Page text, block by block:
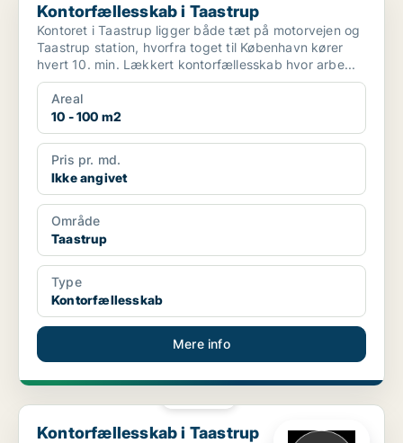
Kontorfællesskab i Taastrup
Kontoret i Taastrup ligger både tæt på motorvejen og
Taastrup station, hvorfra toget til København kører
hvert 10. min. Lækkert kontorfællesskab hvor arbe...
Areal
10 - 100 m2
Pris pr. md.
Ikke angivet
Område
Taastrup
Type
Kontorfællesskab
Mere info
Kontorfællesskab i Taastrup
Kontorfællesskab i Taastrup